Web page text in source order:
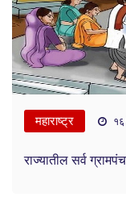
महाराष्ट्र १६
राज्यातील सर्व